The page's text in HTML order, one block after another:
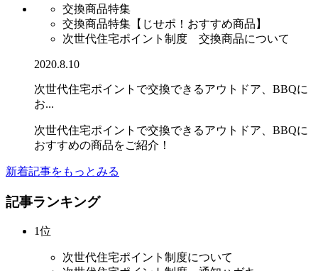
交換商品特集
交換商品特集【じせポ！おすすめ商品】
次世代住宅ポイント制度 交換商品について
2020.8.10
次世代住宅ポイントで交換できるアウトドア、BBQに
お...
次世代住宅ポイントで交換できるアウトドア、BBQに
おすすめの商品をご紹介！
新着記事をもっとみる
記事ランキング
1位
次世代住宅ポイント制度について